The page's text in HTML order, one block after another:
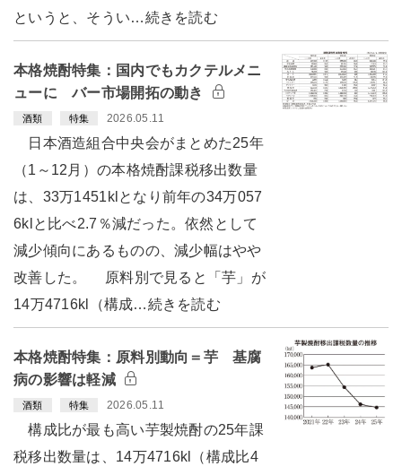
というと、そうい…続きを読む
本格焼酎特集：国内でもカクテルメニ
ューに バー市場開拓の動き
酒類 特集 2026.05.11
日本酒造組合中央会がまとめた25年
（1～12月）の本格焼酎課税移出数量
は、33万1451klとなり前年の34万057
6klと比べ2.7％減だった。依然として
減少傾向にあるものの、減少幅はやや
改善した。 原料別で見ると「芋」が
14万4716kl（構成…続きを読む
本格焼酎特集：原料別動向＝芋 基腐
病の影響は軽減
酒類 特集 2026.05.11
構成比が最も高い芋製焼酎の25年課
税移出数量は、14万4716kl（構成比4